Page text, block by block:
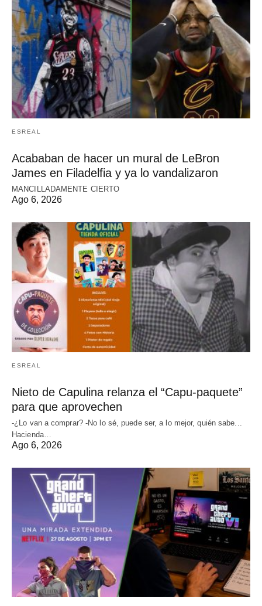
ESREAL
Acababan de hacer un mural de LeBron
James en Filadelfia y ya lo vandalizaron
MANCILLADAMENTE CIERTO
Ago 6, 2026
ESREAL
Nieto de Capulina relanza el “Capu-paquete”
para que aprovechen
-¿Lo van a comprar? -No lo sé, puede ser, a lo mejor, quién sabe...
Hacienda…
Ago 6, 2026